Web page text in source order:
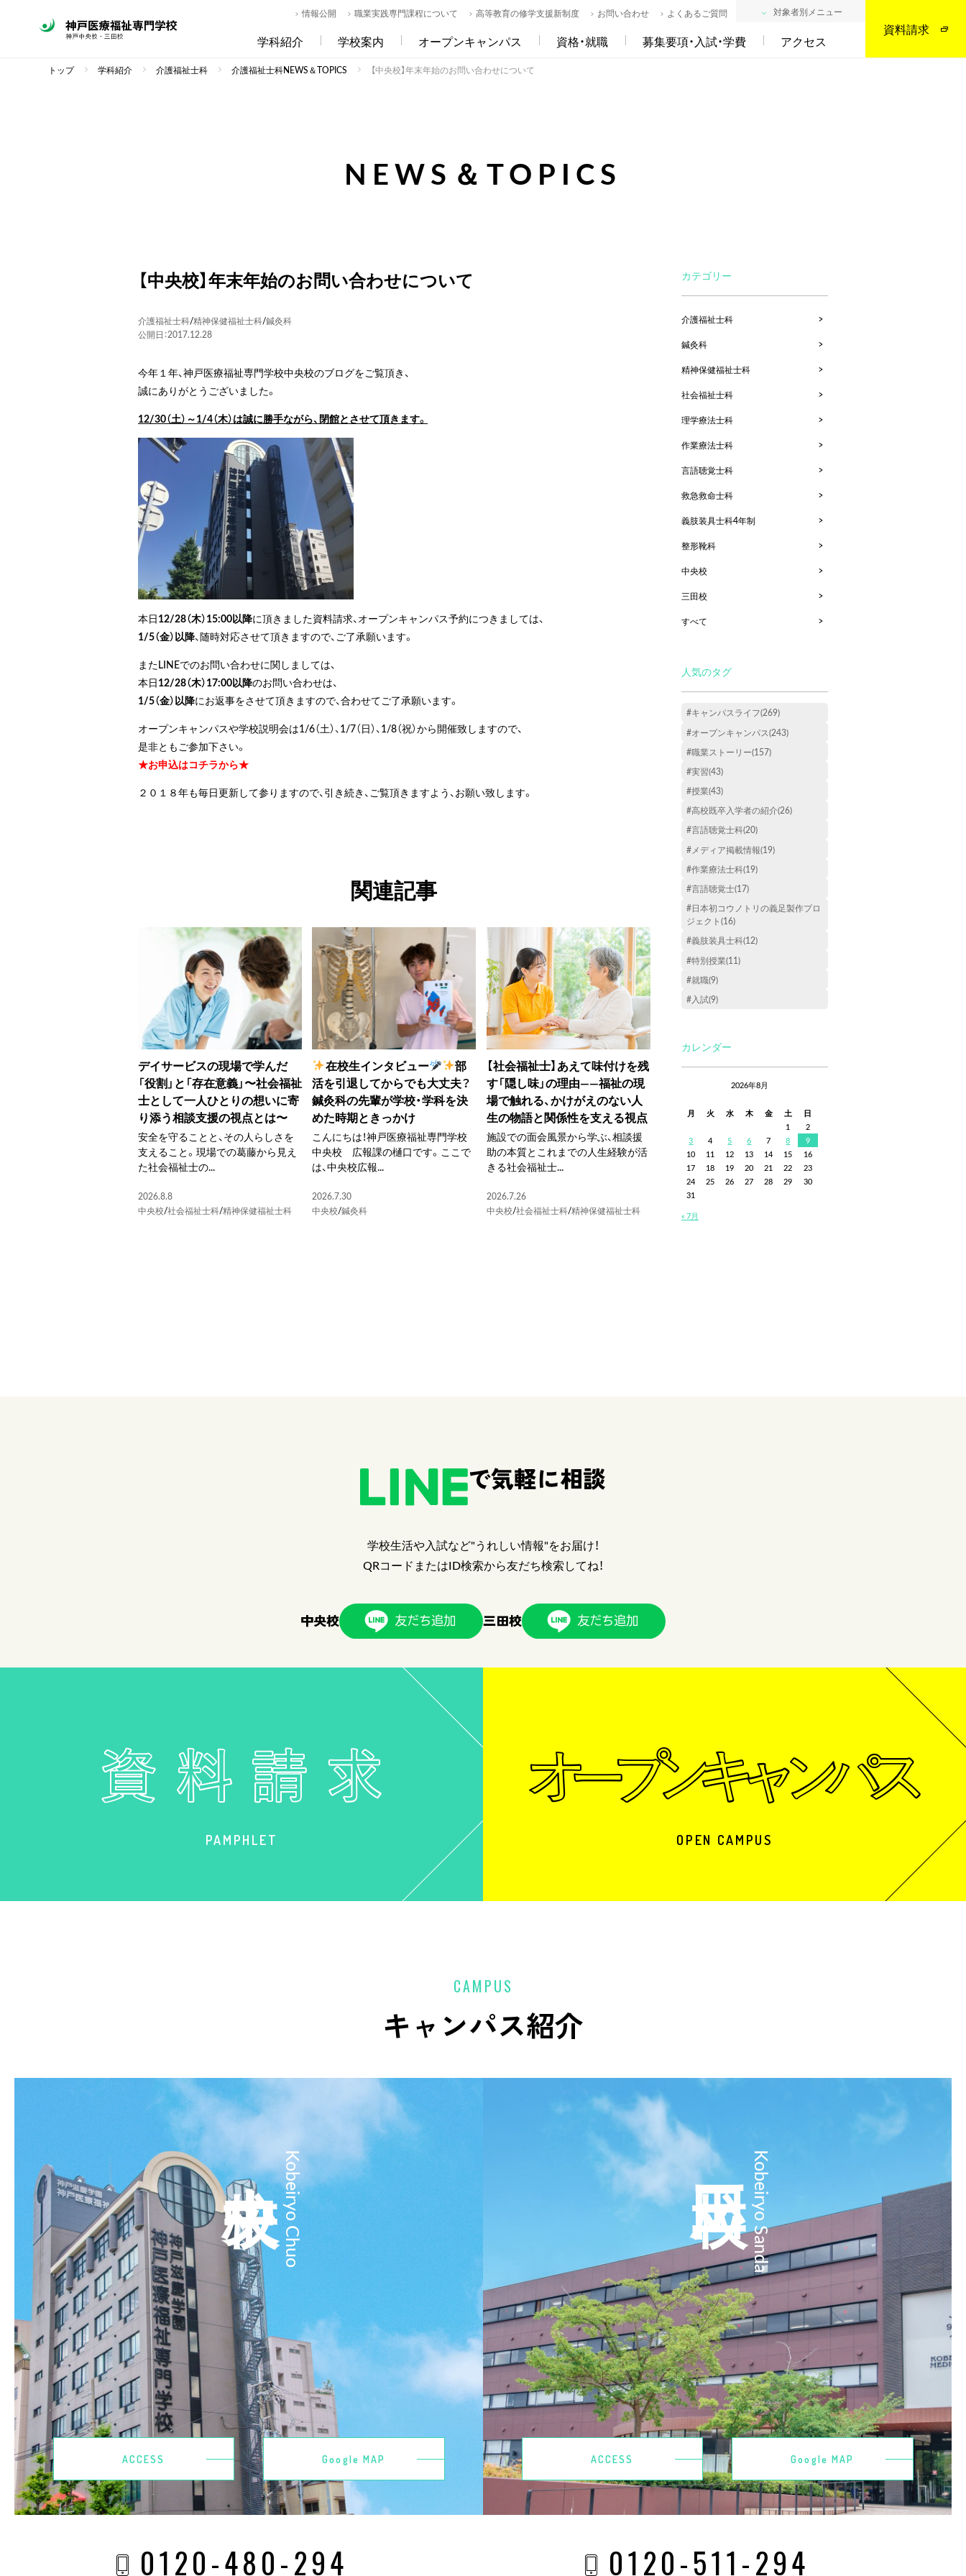
資料請求
学科紹介 学校案内 オープンキャンパス 資格・就職 募集要項・入試・学費 アクセス
情報公開 職業実践専門課程について 高等教育の修学支援新制度 お問い合わせ よくあるご質問 対象者別メニュー
トップ 学科紹介 介護福祉士科 介護福祉士科NEWS＆TOPICS 【中央校】年末年始のお問い合わせについて
NEWS＆TOPICS
【中央校】年末年始のお問い合わせについて
介護福祉士科/精神保健福祉士科/鍼灸科
公開日：2017.12.28
今年１年、神戸医療福祉専門学校中央校のブログをご覧頂き、
誠にありがとうございました。
12/30（土）～1/4（木）は誠に勝手ながら、閉館とさせて頂きます。
本日12/28（木）15:00以降に頂きました資料請求、オープンキャンパス予約につきましては、
1/5（金）以降、随時対応させて頂きますので、ご了承願います。
またLINEでのお問い合わせに関しましては、
本日12/28（木）17:00以降のお問い合わせは、
1/5（金）以降にお返事をさせて頂きますので、合わせてご了承願います。
オープンキャンパスや学校説明会は1/6（土）、1/7（日）、1/8（祝）から開催致しますので、
是非ともご参加下さい。
★お申込はコチラから★
２０１８年も毎日更新して参りますので、引き続き、ご覧頂きますよう、お願い致します。
関連記事
デイサービスの現場で学んだ
「役割」と「存在意義」〜社会福祉
士として一人ひとりの想いに寄
り添う相談支援の視点とは〜
安全を守ることと、その人らしさを
支えること。現場での葛藤から見え
た社会福祉士の...
2026.8.8
中央校/社会福祉士科/精神保健福祉士科
在校生インタビュー
部
活を引退してからでも大丈夫？
鍼灸科の先輩が学校・学科を決
めた時期ときっかけ
こんにちは！神戸医療福祉専門学校
中央校 広報課の樋口です。ここで
は、中央校広報...
2026.7.30
中央校/鍼灸科
【社会福祉士】あえて味付けを残
す「隠し味」の理由――福祉の現
場で触れる、かけがえのない人
生の物語と関係性を支える視点
施設での面会風景から学ぶ、相談援
助の本質とこれまでの人生経験が活
きる社会福祉士...
2026.7.26
中央校/社会福祉士科/精神保健福祉士科
カテゴリー
介護福祉士科
鍼灸科
精神保健福祉士科
社会福祉士科
理学療法士科
作業療法士科
言語聴覚士科
救急救命士科
義肢装具士科4年制
整形靴科
中央校
三田校
すべて
人気のタグ
#キャンパスライフ(269)
#オープンキャンパス(243)
#職業ストーリー(157)
#実習(43)
#授業(43)
#高校既卒入学者の紹介(26)
#言語聴覚士科(20)
#メディア掲載情報(19)
#作業療法士科(19)
#言語聴覚士(17)
#日本初コウノトリの義足製作プロ
ジェクト(16)
#義肢装具士科(12)
#特別授業(11)
#就職(9)
#入試(9)
カレンダー
2026年8月
月 火 水 木 金 土
日
1
2
3
4 5 6 7 8
9
10
11 12 13 14 15
16
17
18 19 20 21 22
23
24
25 26 27 28 29
30
31
« 7月
で気軽に相談
学校生活や入試など"うれしい情報"をお届け！
QRコードまたはID検索から友だち検索してね！
中央校 三田校
PAMPHLET OPEN CAMPUS
CAMPUS
キャンパス紹介
Kobeiryo Chuo
ACCESS Google MAP
0120-480-294
Kobeiryo Sanda
ACCESS Google MAP
0120-511-294